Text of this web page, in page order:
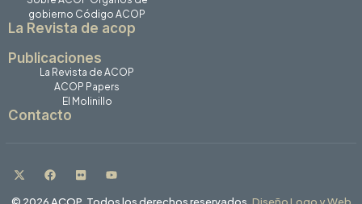
gobierno Código ACOP
La Revista de acop
Publicaciones
La Revista de ACOP
ACOP Papers
El Molinillo
Contacto
© 2026 ACOP. Todos los derechos reservados. Diseño Logo y Web